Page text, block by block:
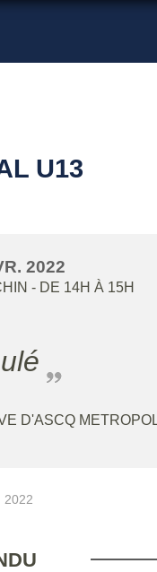
U13
2022
- DE 14H À 15H
D'ASCQ
2022